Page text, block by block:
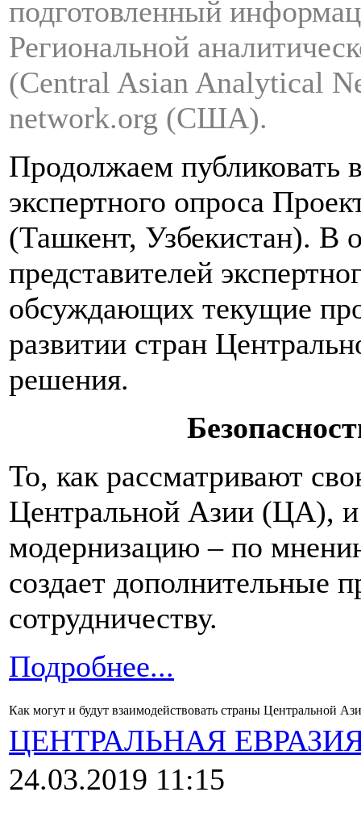
подготовленный
Региональной
(Central Asian Analytical
network.org (США).
Продолжаем публиковать
экспертного опроса
(Ташкент, Узбекистан). В
представителей
обсуждающих текущие
развитии стран
решения.
То, как рассматривают
Центральной Азии (ЦА),
модернизацию – по
создает дополнительные
сотрудничеству.
Подробнее...
Как могут и будут взаимодействовать страны Центральной
ЦЕНТРАЛЬНАЯ
24.03.2019 11:15